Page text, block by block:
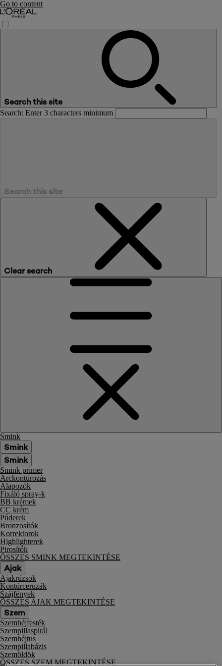
Go to content
Search this site
Search: Enter 3 characters minimum
Search this site
Clear search
Smink
Smink
Smink
Smink primer
Arckontúrozás
Alapozók
Fixáló spray-k
BB krémek
CC krém
Púderek
Bronzosítók
Korrektorok
Highlighterek
Pirosítók
ÖSSZES SMINK MEGTEKINTÉSE
Ajak
Ajakrúzsok
Kontúrceruzák
Szájfények
ÖSSZES AJAK MEGTEKINTÉSE
Szem
Szemhéjfesték
Szempillaspirál
Szemhéjtus
Szempillabázis
Szemöldök
ÖSSZES SZEM MEGTEKINTÉSE